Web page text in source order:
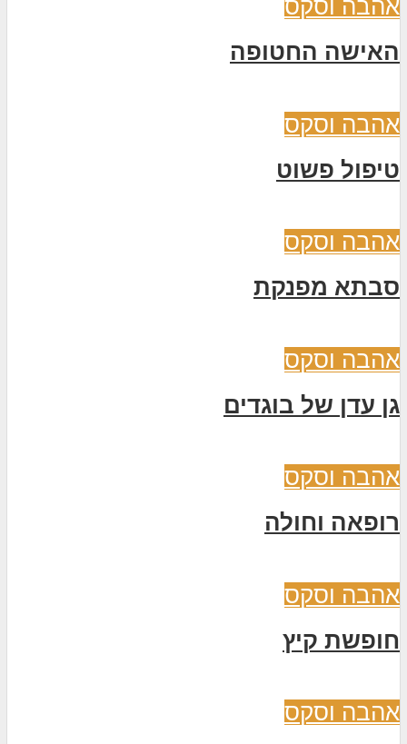
אהבה וסקס
האישה החטופה
אהבה וסקס
טיפול פשוט
אהבה וסקס
סבתא מפנקת
אהבה וסקס
גן עדן של בוגדים
אהבה וסקס
רופאה וחולה
אהבה וסקס
חופשת קיץ
אהבה וסקס